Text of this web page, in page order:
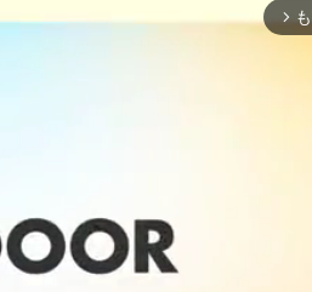
arrow_forward_ios